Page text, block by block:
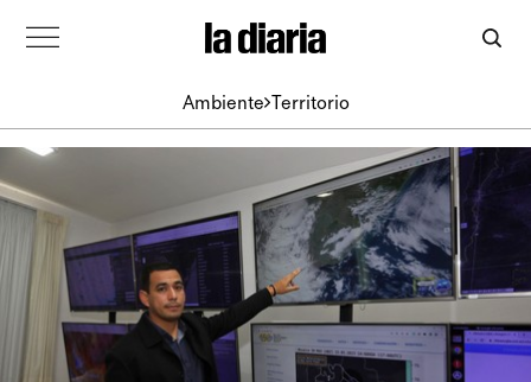
Ambiente Territorio